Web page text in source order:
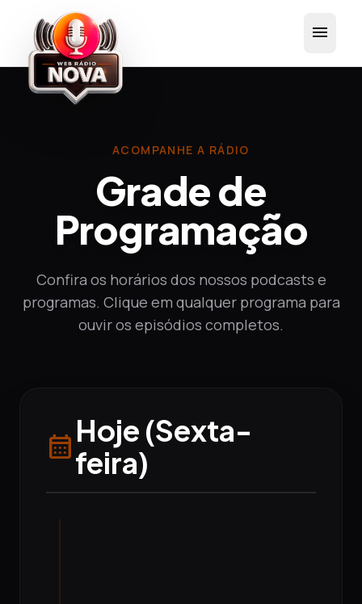
menu
ACOMPANHE A RÁDIO
Grade de
Programação
Confira os horários dos nossos podcasts e
programas. Clique em qualquer programa para
ouvir os episódios completos.
calendar_monthHoje (Sexta-
feira)